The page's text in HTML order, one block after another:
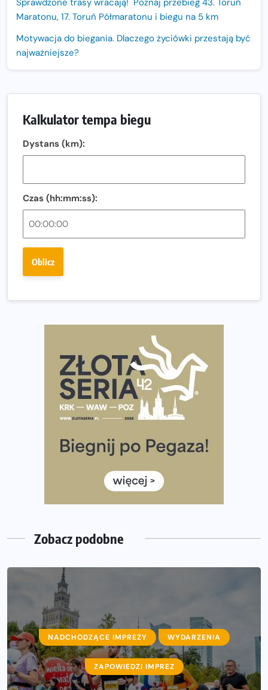
Maratonu, 17. Toruń Półmaratonu i biegu na 5 km
Motywacja do biegania. Dlaczego życiówki przestają być
najważniejsze?
Sprawdzony przebieg i profil stworzony do szybkiego
biegania
Amazfit Balance 3: Kompleksowe narzędzie dla biegacza
i zawodnika Hyrox?
Regeneracja w bieganiu. Co warto o niej wiedzieć?
Ostatnie wolne miejsca na jubileuszowy Bieg
dniu.
wybiera wyzwanie trzech największych maratonów w
Praska 5k Run gospodarzem Mistrzostw Polski
Największy Bieg Powstania Warszawskiego w historii.
Ponad 12 tysięcy uczestników pobiegło dla Bohaterów!
Tętno vs tempo – czym kierować się w bieganiu?
Co ma dużo białka? Produkty, które warto włączyć do
Rozbiegany Olsztyn szykuje się na weekend z
Już w tę sobotę 35. Bieg Powstania Warszawskiego.
Wystartuje rekordowa liczba uczestników
Kalkulator tempa biegu
Dystans (km):
Czas (hh:mm:ss):
Oblicz
Zobacz podobne
NADCHODZĄCE IMPREZY WYDARZENIA
ZAPOWIEDZI IMPREZ
NADCHODZĄCE IMPREZY WYDARZENIA
ZAPOWIEDZI IMPREZ